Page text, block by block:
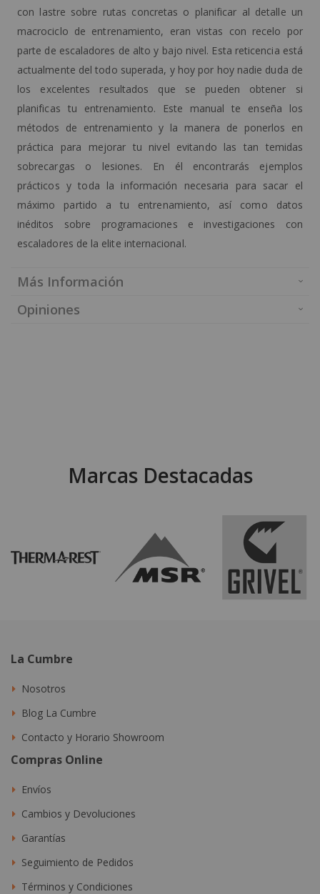
con lastre sobre rutas concretas o planificar al detalle un
macrociclo de entrenamiento, eran vistas con recelo por
parte de escaladores de alto y bajo nivel. Esta reticencia está
actualmente del todo superada, y hoy por hoy nadie duda de
los excelentes resultados que se pueden obtener si
planificas tu entrenamiento. Este manual te enseña los
métodos de entrenamiento y la manera de ponerlos en
práctica para mejorar tu nivel evitando las tan temidas
sobrecargas o lesiones. En él encontrarás ejemplos
prácticos y toda la información necesaria para sacar el
máximo partido a tu entrenamiento, así como datos
inéditos sobre programaciones e investigaciones con
escaladores de la elite internacional.
Más Información
Opiniones
Marcas Destacadas
La Cumbre
Nosotros
Blog La Cumbre
Contacto y Horario Showroom
Compras Online
Envíos
Cambios y Devoluciones
Garantías
Seguimiento de Pedidos
Términos y Condiciones